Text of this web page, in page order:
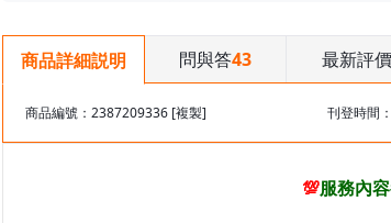
商品詳細説明 問與答43 最新評價
商品編號：2387209336 [複製] 刊登時間
💯服務內